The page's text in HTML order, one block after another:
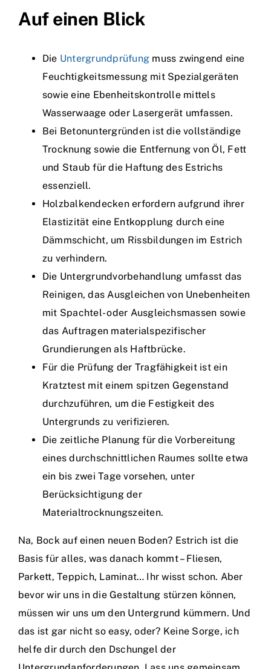
Auf einen Blick
Die Untergrundprüfung muss zwingend eine
Feuchtigkeitsmessung mit Spezialgeräten
sowie eine Ebenheitskontrolle mittels
Wasserwaage oder Lasergerät umfassen.
Bei Betonuntergründen ist die vollständige
Trocknung sowie die Entfernung von Öl, Fett
und Staub für die Haftung des Estrichs
essenziell.
Holzbalkendecken erfordern aufgrund ihrer
Elastizität eine Entkopplung durch eine
Dämmschicht, um Rissbildungen im Estrich
zu verhindern.
Die Untergrundvorbehandlung umfasst das
Reinigen, das Ausgleichen von Unebenheiten
mit Spachtel- oder Ausgleichsmassen sowie
das Auftragen materialspezifischer
Grundierungen als Haftbrücke.
Für die Prüfung der Tragfähigkeit ist ein
Kratztest mit einem spitzen Gegenstand
durchzuführen, um die Festigkeit des
Untergrunds zu verifizieren.
Die zeitliche Planung für die Vorbereitung
eines durchschnittlichen Raumes sollte etwa
ein bis zwei Tage vorsehen, unter
Berücksichtigung der
Materialtrocknungszeiten.
Na, Bock auf einen neuen Boden? Estrich ist die
Basis für alles, was danach kommt – Fliesen,
Parkett, Teppich, Laminat… Ihr wisst schon. Aber
bevor wir uns in die Gestaltung stürzen können,
müssen wir uns um den Untergrund kümmern. Und
das ist gar nicht so easy, oder? Keine Sorge, ich
helfe dir durch den Dschungel der